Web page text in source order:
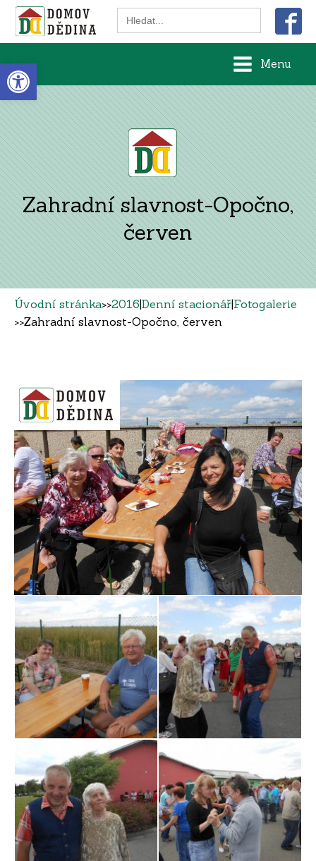
Open toolbar
Search
for:
Menu
Zahradní slavnost-Opočno,
červen
Úvodní stránka>>2016|Denní stacionář|Fotogalerie
>>Zahradní slavnost-Opočno, červen